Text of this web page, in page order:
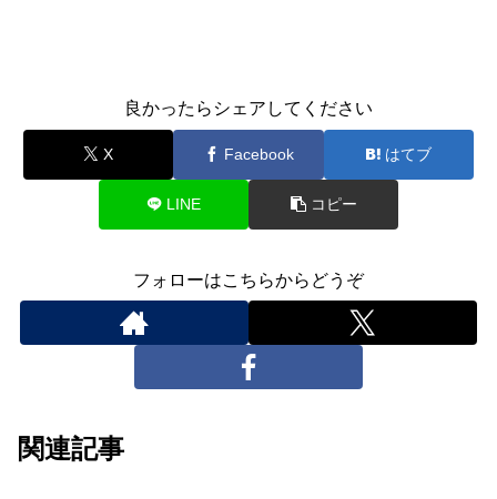
良かったらシェアしてください
X Facebook はてブ
LINE コピー
フォローはこちらからどうぞ
関連記事